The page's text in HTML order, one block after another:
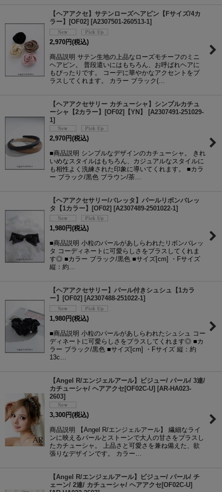
【ヘアアクセ】サテンローズヘアピン【Fサイズ/4カ
ラー】[OF02] [A2307501-260513-1]
2,970 円(税込)
商品説明 サテン生地の上品なローズモチーフのミニ
ヘアピン。 普段遣いにはもちろん、お呼ばれヘアに
もぴったりです。 コーデに華やかなアクセントをプ
ラスしてくれます。 カラー ブラック(…
【ヘアアクセサリー カチューシャ】シンプルカチュ
ーシャ【2カラー】[OF02]【YN】
[A2307491-251029-
1]
2,970 円(税込)
■商品説明 シンプルなデザインのカチューシャ。 きれ
いめなスタイルはもちろん、カジュアルなスタイルに
も相性よく洗練された印象に導いてくれます。 ■カラ
ー ブラック/黒色 ブラウン/茶…
【ヘアアクセサリー/バレッタ】パールリボンバレッ
タ【1カラー】[OF02] [A2307489-2501022-1]
1,980 円(税込)
■商品説明 小粒のパールがあしらわれたリボンバレッ
タ コーディネートに可愛らしさをプラスしてくれま
す◎ ■カラー ブラック/黒色 ■サイズ[cm] ・Fサイズ
縦：約…
【ヘアアクセサリー】パール付きシュシュ【1カラ
ー】[OF02] [A2307488-251022-1]
1,980 円(税込)
■商品説明 小粒のパールがあしらわれたシュシュ コー
ディネートに可愛らしさをプラスしてくれます◎ ■カ
ラー ブラック/黒色 ■サイズ[cm] ・Fサイズ 縦：約
13c…
【Angel R/エンジェルアール】ビジュー/ パール/ 3連/
カチューシャ/ ヘアアクセ[OF02C-U] [AR-HA023-
2603]
3,300 円(税込)
商品説明 【Angel R/エンジェルアール】 繊細なライ
ンに映えるパールとストーンで大人の甘さをプラスし
たカチューシャ。 上品さと可愛さを兼ね備えた、欲
張りなデザインです。 カラー…
【Angel R/エンジェルアール】ビジュー/ パール/ チ
ェーン/ 2連/ カチューシャ/ ヘアアクセ[OF02C-U]